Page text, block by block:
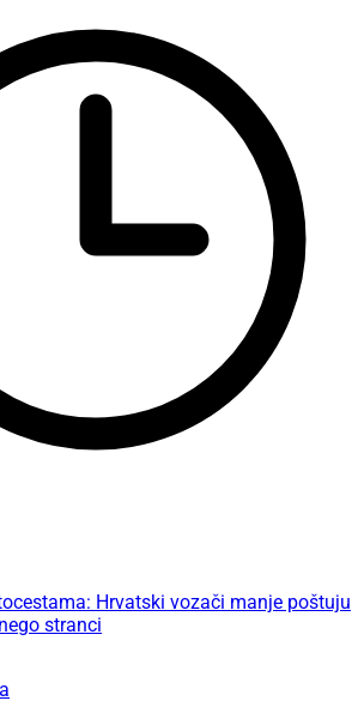
Hrvatski vozači manje poštuju
stranci